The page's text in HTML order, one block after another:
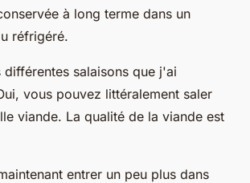
à long terme dans un
réfrigéré.
salaisons que j'ai
vous pouvez littéralement saler
viande. La qualité de la viande est
entrer un peu plus dans